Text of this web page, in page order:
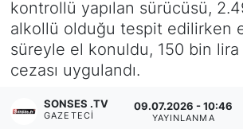
kontrollü yapılan sürücüsü,
alkollü olduğu tespit edilirken
süreyle el konuldu, 150 bin lira
cezası uygulandı.
SONSES .TV
GAZETECI
09.07.2026 - 10:46
YAYINLANMA
YEREL HABER
Haberde insan